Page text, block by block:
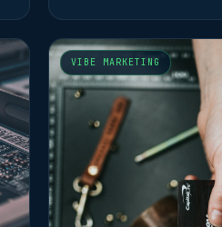
VIBE MARKETING